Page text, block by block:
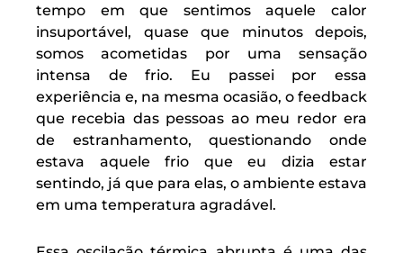
tempo em que sentimos aquele calor
insuportável, quase que minutos depois,
somos acometidas por uma sensação
intensa de frio. Eu passei por essa
experiência e, na mesma ocasião, o feedback
que recebia das pessoas ao meu redor era
de estranhamento, questionando onde
estava aquele frio que eu dizia estar
sentindo, já que para elas, o ambiente estava
em uma temperatura agradável.